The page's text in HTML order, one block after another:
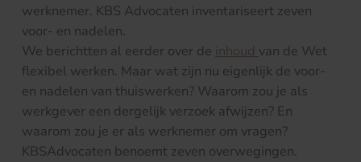
werknemer. KBS Advocaten inventariseert zeven
voor- en nadelen.
We berichtten al eerder over de inhoud van de Wet
flexibel werken. Maar wat zijn nu eigenlijk de voor-
en nadelen van thuiswerken? Waarom zou je als
werkgever een dergelijk verzoek afwijzen? En
waarom zou je er als werknemer om vragen?
KBSAdvocaten benoemt zeven overwegingen.